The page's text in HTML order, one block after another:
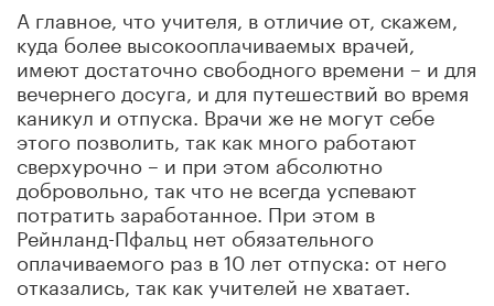
А главное, что учителя, в отличие от, скажем,
куда более высокооплачиваемых врачей,
имеют достаточно свободного времени – и для
вечернего досуга, и для путешествий во время
каникул и отпуска. Врачи же не могут себе
этого позволить, так как много работают
сверхурочно – и при этом абсолютно
добровольно, так что не всегда успевают
потратить заработанное. При этом в
Рейнланд-Пфальц нет обязательного
оплачиваемого раз в 10 лет отпуска: от него
отказались, так как учителей не хватает.